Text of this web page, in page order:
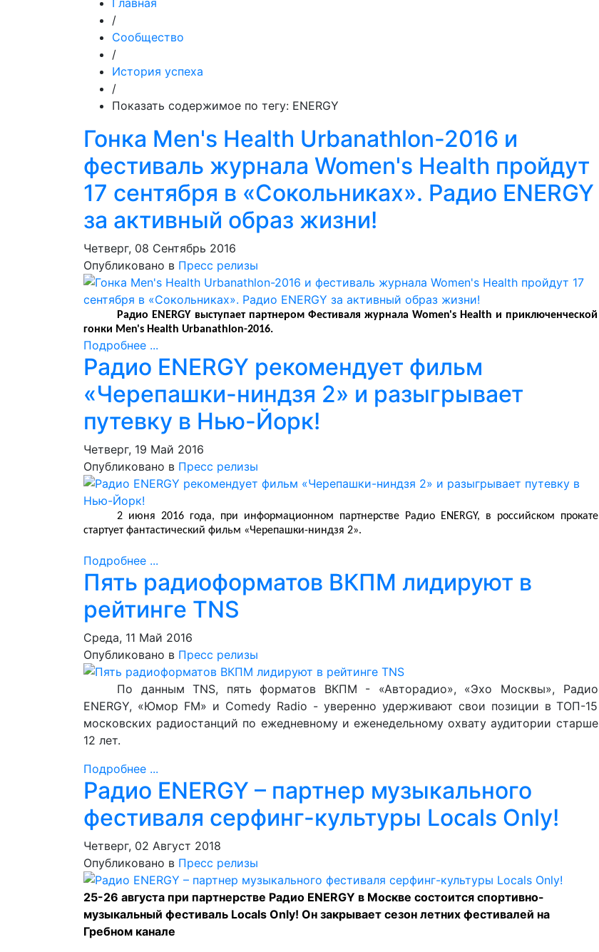
Главная
/
Сообщество
/
История успеха
/
Показать содержимое по тегу: ENERGY
Гонка Men's Health Urbanathlon-2016 и
фестиваль журнала Women's Health пройдут
17 сентября в «Сокольниках». Радио ENERGY
за активный образ жизни!
Четверг, 08 Сентябрь 2016
Опубликовано в Пресс релизы
Радио ENERGY выступает партнером Фестиваля журнала Women's Health и приключенческой
гонки Men's Health Urbanathlon-2016.
Подробнее ...
Радио ENERGY рекомендует фильм
«Черепашки-ниндзя 2» и разыгрывает
путевку в Нью-Йорк!
Четверг, 19 Май 2016
Опубликовано в Пресс релизы
2 июня 2016 года, при информационном партнерстве Радио ENERGY, в российском прокате
стартует фантастический фильм «Черепашки-ниндзя 2».
Подробнее ...
Пять радиоформатов ВКПМ лидируют в
рейтинге TNS
Среда, 11 Май 2016
Опубликовано в Пресс релизы
По данным TNS, пять форматов ВКПМ - «Авторадио», «Эхо Москвы», Радио
ENERGY, «Юмор FM» и Comedy Radio - уверенно удерживают свои позиции в ТОП-15
московских радиостанций по ежедневному и еженедельному охвату аудитории старше
12 лет.
Подробнее ...
Радио ENERGY – партнер музыкального
фестиваля серфинг-культуры Locals Only!
Четверг, 02 Август 2018
Опубликовано в Пресс релизы
25-26 августа при партнерстве Радио ENERGY в Москве состоится спортивно-
музыкальный фестиваль Locals Only! Он закрывает сезон летних фестивалей на
Гребном канале